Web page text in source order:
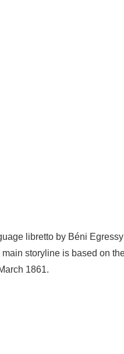
libretto by Béni
main storyline is based on
1861.